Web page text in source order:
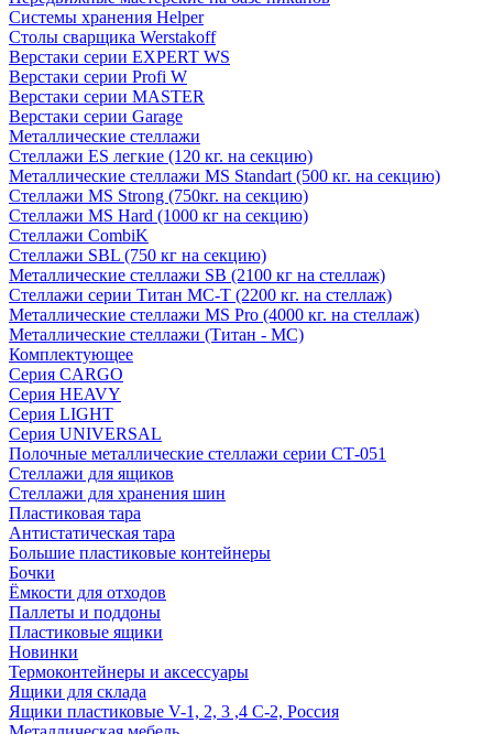
Системы хранения Helper
Столы сварщика Werstakoff
Верстаки серии EXPERT WS
Верстаки серии Profi W
Верстаки серии MASTER
Верстаки серии Garage
Металлические стеллажи
Стеллажи ES легкие (120 кг. на секцию)
Металлические стеллажи MS Standart (500 кг. на секцию)
Стеллажи MS Strong (750кг. на секцию)
Стеллажи MS Hard (1000 кг на секцию)
Стеллажи CombiK
Стеллажи SBL (750 кг на секцию)
Металлические стеллажи SB (2100 кг на стеллаж)
Стеллажи серии Титан МС-Т (2200 кг. на стеллаж)
Металлические стеллажи MS Pro (4000 кг. на стеллаж)
Металлические стеллажи (Титан - МС)
Комплектующее
Серия CARGO
Серия HEAVY
Серия LIGHT
Серия UNIVERSAL
Полочные металлические стеллажи серии СТ-051
Стеллажи для ящиков
Стеллажи для хранения шин
Пластиковая тара
Антистатическая тара
Большие пластиковые контейнеры
Бочки
Ёмкости для отходов
Паллеты и поддоны
Пластиковые ящики
Новинки
Термоконтейнеры и аксессуары
Ящики для склада
Ящики пластиковые V-1, 2, 3 ,4 С-2, Россия